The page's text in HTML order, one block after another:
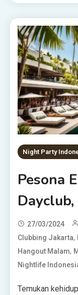
Night Party
Pesona
27/03/2024
Clubbing Jakarta,
Hangout Malam,
Nightlife
Temukan